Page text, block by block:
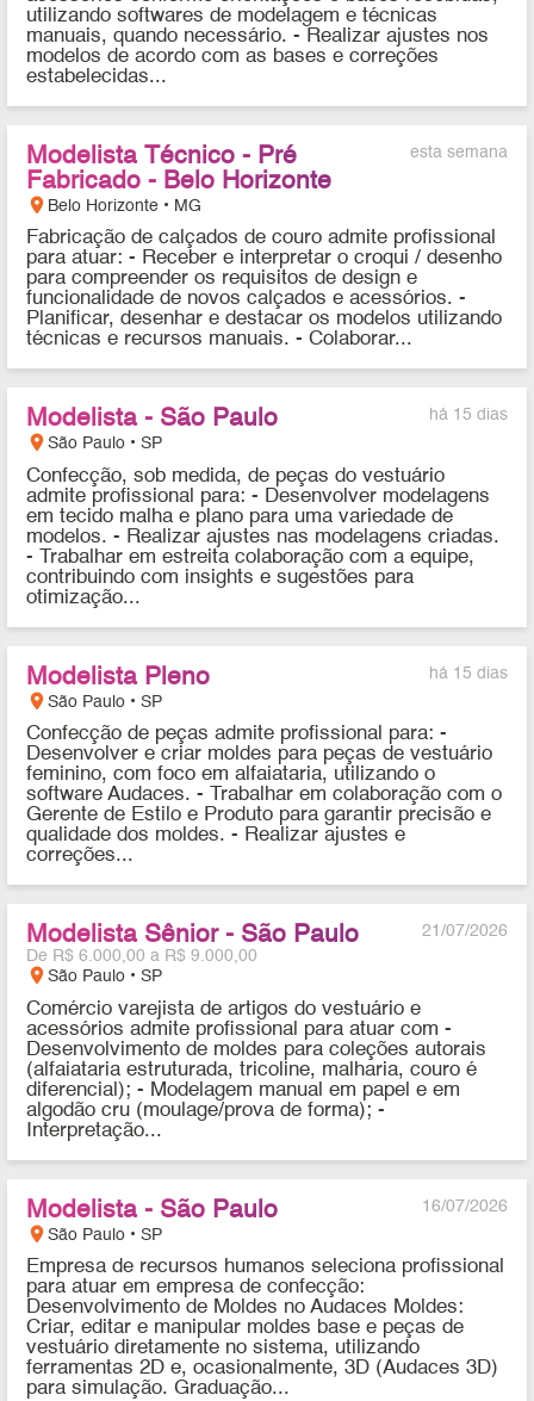
utilizando softwares de modelagem e técnicas
manuais, quando necessário. - Realizar ajustes nos
modelos de acordo com as bases e correções
estabelecidas...
esta semana
Modelista Técnico - Pré
Fabricado - Belo Horizonte
location_on Belo Horizonte • MG
Fabricação de calçados de couro admite profissional
para atuar: - Receber e interpretar o croqui / desenho
para compreender os requisitos de design e
funcionalidade de novos calçados e acessórios. -
Planificar, desenhar e destacar os modelos utilizando
técnicas e recursos manuais. - Colaborar...
há 15 dias
Modelista - São Paulo
location_onSão Paulo • SP
Confecção, sob medida, de peças do vestuário
admite profissional para: - Desenvolver modelagens
em tecido malha e plano para uma variedade de
modelos. - Realizar ajustes nas modelagens criadas.
- Trabalhar em estreita colaboração com a equipe,
contribuindo com insights e sugestões para
otimização...
há 15 dias
Modelista Pleno
location_onSão Paulo • SP
Confecção de peças admite profissional para: -
Desenvolver e criar moldes para peças de vestuário
feminino, com foco em alfaiataria, utilizando o
software Audaces. - Trabalhar em colaboração com o
Gerente de Estilo e Produto para garantir precisão e
qualidade dos moldes. - Realizar ajustes e
correções...
21/07/2026
Modelista Sênior - São Paulo
De R$ 6.000,00 a R$ 9.000,00
location_onSão Paulo • SP
Comércio varejista de artigos do vestuário e
acessórios admite profissional para atuar com -
Desenvolvimento de moldes para coleções autorais
(alfaiataria estruturada, tricoline, malharia, couro é
diferencial); - Modelagem manual em papel e em
algodão cru (moulage/prova de forma); -
Interpretação...
16/07/2026
Modelista - São Paulo
location_onSão Paulo • SP
Empresa de recursos humanos seleciona profissional
para atuar em empresa de confecção:
Desenvolvimento de Moldes no Audaces Moldes:
Criar, editar e manipular moldes base e peças de
vestuário diretamente no sistema, utilizando
ferramentas 2D e, ocasionalmente, 3D (Audaces 3D)
para simulação. Graduação...